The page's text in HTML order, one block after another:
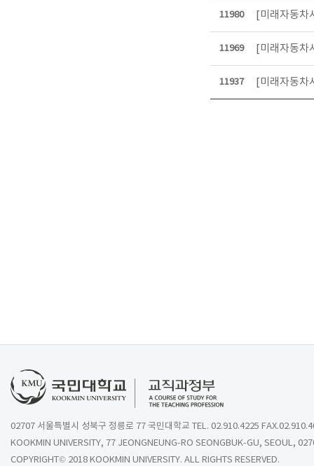
11980 [미래자동차
11969 [미래자동
11937 [미래자동
02707 서울특별시 성북구 정릉로 77 국민대학교 TEL. 02.910.4225
KOOKMIN UNIVERSITY, 77 JEONGNEUNG-RO SEONGBUK-GU, SEOUL,
COPYRIGHT© 2018 KOOKMIN UNIVERSITY. ALL RIGHTS RESERVED.